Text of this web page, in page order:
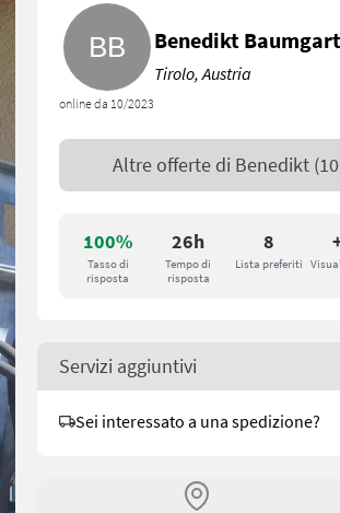
100%
Tasso di
risposta
26h
Tempo di
risposta
8
Lista preferiti
online da 10/2023
Benedikt
Tirolo, Austria
Altre offerte di Benedikt
Servizi aggiuntivi
Sei interessato a una spedizione?